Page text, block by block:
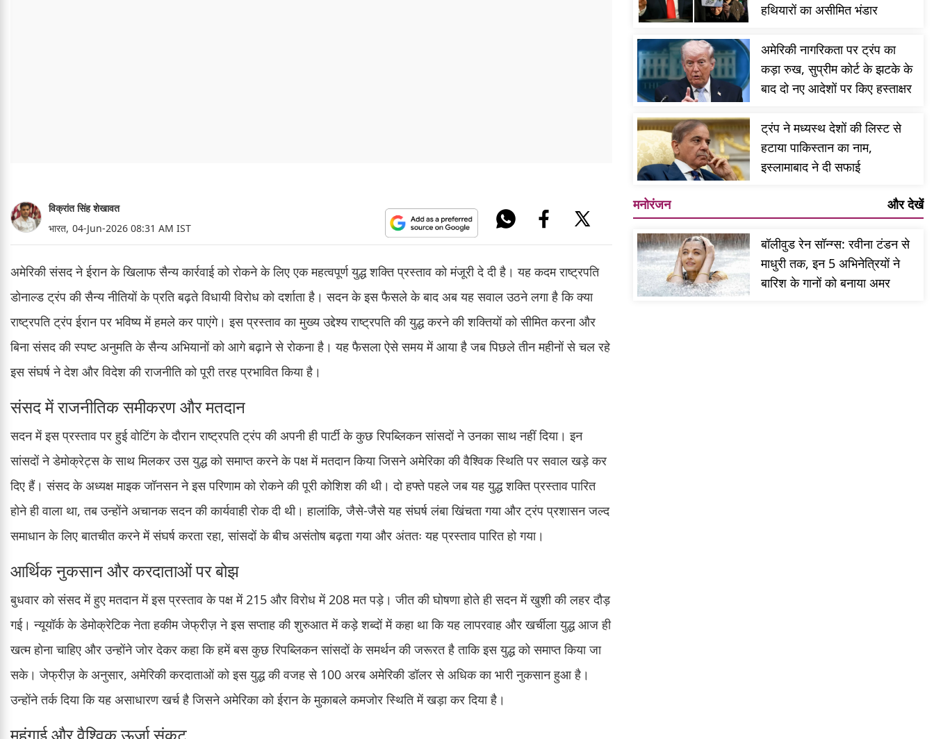
विक्रांत सिंह शेखावत
भारत, 04-Jun-2026 08:31 AM IST
अमेरिकी संसद ने ईरान के खिलाफ सैन्य कार्रवाई को रोकने के लिए एक महत्वपूर्ण युद्ध शक्ति प्रस्ताव को मंजूरी दे दी है। यह कदम राष्ट्रपति
डोनाल्ड ट्रंप की सैन्य नीतियों के प्रति बढ़ते विधायी विरोध को दर्शाता है। सदन के इस फैसले के बाद अब यह सवाल उठने लगा है कि क्या
राष्ट्रपति ट्रंप ईरान पर भविष्य में हमले कर पाएंगे। इस प्रस्ताव का मुख्य उद्देश्य राष्ट्रपति की युद्ध करने की शक्तियों को सीमित करना और
बिना संसद की स्पष्ट अनुमति के सैन्य अभियानों को आगे बढ़ाने से रोकना है। यह फैसला ऐसे समय में आया है जब पिछले तीन महीनों से चल रहे
इस संघर्ष ने देश और विदेश की राजनीति को पूरी तरह प्रभावित किया है।
संसद में राजनीतिक समीकरण और मतदान
सदन में इस प्रस्ताव पर हुई वोटिंग के दौरान राष्ट्रपति ट्रंप की अपनी ही पार्टी के कुछ रिपब्लिकन सांसदों ने उनका साथ नहीं दिया। इन
सांसदों ने डेमोक्रेट्स के साथ मिलकर उस युद्ध को समाप्त करने के पक्ष में मतदान किया जिसने अमेरिका की वैश्विक स्थिति पर सवाल खड़े कर
दिए हैं। संसद के अध्यक्ष माइक जॉनसन ने इस परिणाम को रोकने की पूरी कोशिश की थी। दो हफ्ते पहले जब यह युद्ध शक्ति प्रस्ताव पारित
होने ही वाला था, तब उन्होंने अचानक सदन की कार्यवाही रोक दी थी। हालांकि, जैसे-जैसे यह संघर्ष लंबा खिंचता गया और ट्रंप प्रशासन जल्द
समाधान के लिए बातचीत करने में संघर्ष करता रहा, सांसदों के बीच असंतोष बढ़ता गया और अंततः यह प्रस्ताव पारित हो गया।
आर्थिक नुकसान और करदाताओं पर बोझ
बुधवार को संसद में हुए मतदान में इस प्रस्ताव के पक्ष में 215 और विरोध में 208 मत पड़े। जीत की घोषणा होते ही सदन में खुशी की लहर दौड़
गई। न्यूयॉर्क के डेमोक्रेटिक नेता हकीम जेफ्रीज़ ने इस सप्ताह की शुरुआत में कड़े शब्दों में कहा था कि यह लापरवाह और खर्चीला युद्ध आज ही
खत्म होना चाहिए और उन्होंने जोर देकर कहा कि हमें बस कुछ रिपब्लिकन सांसदों के समर्थन की जरूरत है ताकि इस युद्ध को समाप्त किया जा
सके। जेफ्रीज़ के अनुसार, अमेरिकी करदाताओं को इस युद्ध की वजह से 100 अरब अमेरिकी डॉलर से अधिक का भारी नुकसान हुआ है।
उन्होंने तर्क दिया कि यह असाधारण खर्च है जिसने अमेरिका को ईरान के मुकाबले कमजोर स्थिति में खड़ा कर दिया है।
हथियारों का असीमित भंडार
अमेरिकी नागरिकता पर ट्रंप का
कड़ा रुख, सुप्रीम कोर्ट के झटके के
बाद दो नए आदेशों पर किए हस्ताक्षर
ट्रंप ने मध्यस्थ देशों की लिस्ट से
हटाया पाकिस्तान का नाम,
इस्लामाबाद ने दी सफाई
मनोरंजन और देखें
बॉलीवुड रेन सॉन्ग्स: रवीना टंडन से
माधुरी तक, इन 5 अभिनेत्रियों ने
बारिश के गानों को बनाया अमर